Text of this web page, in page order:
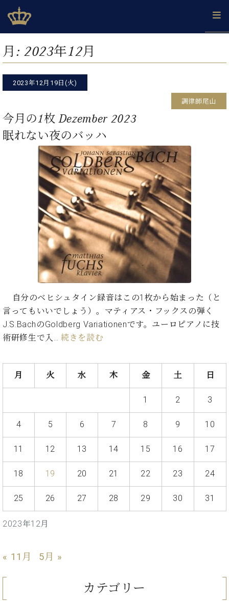
to
content
ベヒシュタインジャパン公式サイト
BECHSTEIN JAPAN Official Site
タ
ロ
グ
ベ
ヒ
ュ
タ
イ
ン
コ
ン
サ
ー
ト /
C.
ベ
ヒ
シ
ュ
タ
イ
ン
レ
デ
ン
ヒ
ュ
ト
ベ
示
ベ
ヒ
シ
イ
ン
の
音
色
と
タ
ベ
パ
ン
の
取
み
ン
の
密
ド
イ
ツ
器
ベ
ヒ
リ
ー
音
家
達
の
ヒ
シ
タ
ン
色
ベ
ニ
メ
ル
マ
員
登
録
せ
(入
荷
情
プ
ら
せ・
メ
デ
情
正
デ
ラ
取
シ
イ
で、
い！
と
い
方
お
近
く
メルマガ登録
趣
ら
企
業
情
採
用
会
員
ベ
タ
ジ
パ
ン
ロ
月: 2023年12月
2023年12月19日(火)
調律師尾山
今月の1枚 Dezember 2023
眠れない夜のバッハ
自分のベヒシュタイン録音はこの1枚から始まった（と
言ってもいいでしょう）。マティアス・フックスの弾く
J.S.BachのGoldberg Variationenです。ユーロピアノに技
術研修生で入…続きを読む
2023年12月
月 火 水 木 金 土 日
1 2 3
4 5 6 7 8 9 10
11 12 13 14 15 16 17
18 19 20 21 22 23 24
25 26 27 28 29 30 31
« 11月 5月 »
カテゴリー